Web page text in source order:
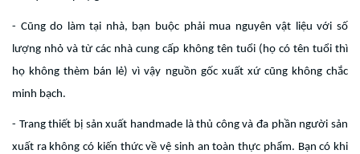
- Cũng do làm tại nhà, bạn buộc phải mua nguyên vật liệu với số
lượng nhỏ và từ các nhà cung cấp không tên tuổi (họ có tên tuổi thì
họ không thèm bán lẻ) vì vậy nguồn gốc xuất xứ cũng không chắc
minh bạch.
- Trang thiết bị sản xuất handmade là thủ công và đa phần người sản
xuất ra không có kiến thức về vệ sinh an toàn thực phẩm. Bạn có khi